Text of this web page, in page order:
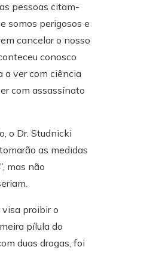
pessoas citam-
somos perigosos e
cancelar o nosso
conosco
a ver com ciência
com assassinato
o Dr. Studnicki
as medidas
mas não
visa proibir o
pílula do
duas drogas, foi